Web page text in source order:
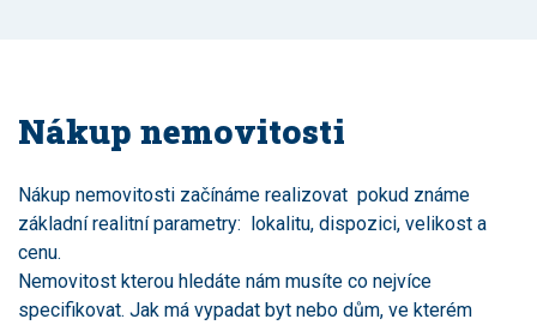
Nákup nemovitosti
Nákup nemovitosti začínáme realizovat pokud známe
základní realitní parametry: lokalitu, dispozici, velikost a
cenu.
Nemovitost kterou hledáte nám musíte co nejvíce
specifikovat. Jak má vypadat byt nebo dům, ve kterém